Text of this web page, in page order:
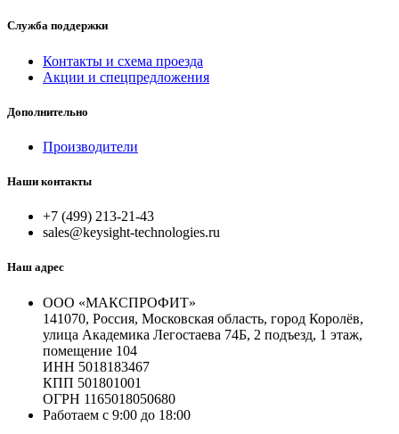
Служба поддержки
Контакты и схема проезда
Акции и спецпредложения
Дополнительно
Производители
Наши контакты
+7 (499) 213-21-43
sales@keysight-technologies.ru
Наш адрес
ООО «МАКСПРОФИТ»
141070, Россия, Московская область, город Королёв,
улица Академика Легостаева 74Б, 2 подъезд, 1 этаж,
помещение 104
ИНН 5018183467
КПП 501801001
ОГРН 1165018050680
Работаем с 9:00 до 18:00